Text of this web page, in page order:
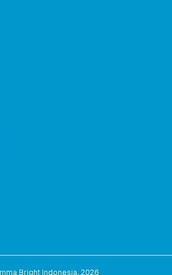
Bright Indonesia, 2026